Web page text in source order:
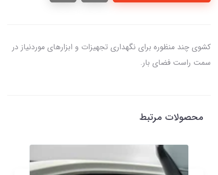
کشوی چند منظوره برای نگهداری تجهیزات و ابزارهای موردنیاز در
سمت راست فضای بار.
محصولات مرتبط